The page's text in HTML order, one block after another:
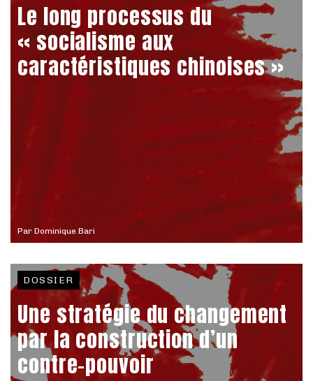
Par Dominique Bari
Le long processus du
« socialisme aux
caractéristiques chinoises »
DOSSIER
Une stratégie du changement
par la construction d’un
contre-pouvoir